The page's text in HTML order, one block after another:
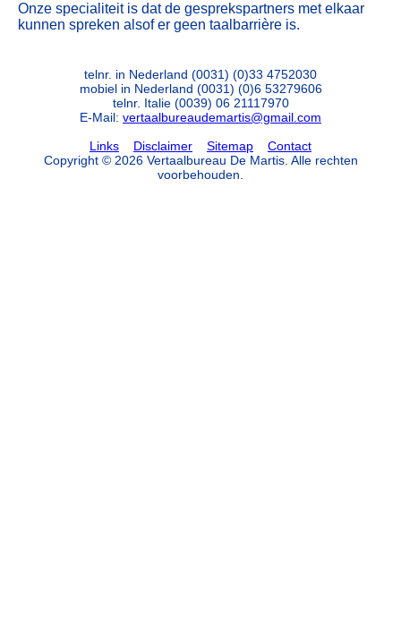
Onze specialiteit is dat de gesprekspartners met elkaar
kunnen spreken alsof er geen taalbarrière is.
telnr. in Nederland (0031) (0)33 4752030
mobiel in Nederland (0031) (0)6 53279606
telnr. Italie (0039) 06 21117970
E-Mail: vertaalbureaudemartis@gmail.com
Links
Disclaimer Sitemap
Contact
Copyright © 2026 Vertaalbureau De Martis. Alle rechten
voorbehouden.